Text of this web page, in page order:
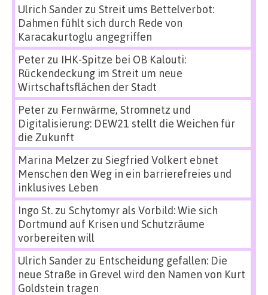
Ulrich Sanderzu Streit ums Bettelverbot:
Dahmen fühlt sich durch Rede von
Karacakurtoglu angegriffen
Peterzu IHK-Spitze bei OB Kalouti:
Rückendeckung im Streit um neue
Wirtschaftsflächen der Stadt
Peterzu Fernwärme, Stromnetz und
Digitalisierung: DEW21 stellt die Weichen für
die Zukunft
Marina Melzerzu Siegfried Volkert ebnet
Menschen den Weg in ein barrierefreies und
inklusives Leben
Ingo St.zu Schytomyr als Vorbild: Wie sich
Dortmund auf Krisen und Schutzräume
vorbereiten will
Ulrich Sanderzu Entscheidung gefallen: Die
neue Straße in Grevel wird den Namen von Kurt
Goldstein tragen